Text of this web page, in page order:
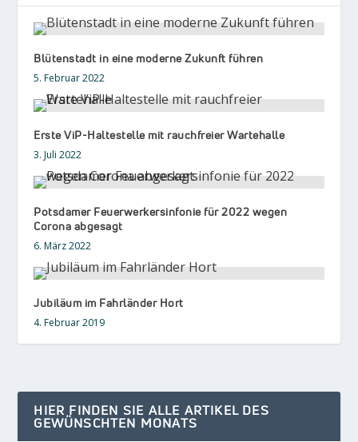
Blütenstadt in eine moderne Zukunft führen
5. Februar 2022
Erste ViP-Haltestelle mit rauchfreier Wartehalle
3. Juli 2022
Potsdamer Feuerwerkersinfonie für 2022 wegen
Corona abgesagt
6. März 2022
Jubiläum im Fahrländer Hort
4. Februar 2019
HIER FINDEN SIE ALLE ARTIKEL DES
GEWÜNSCHTEN MONATS